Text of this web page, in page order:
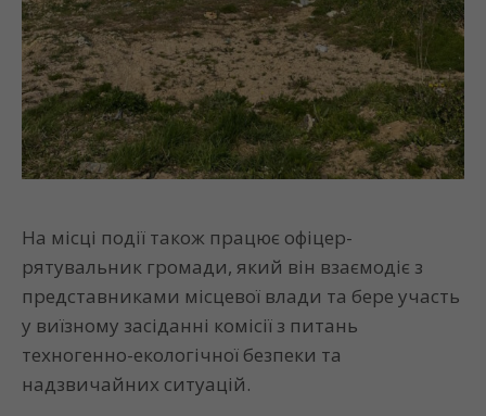
На місці події також працює офіцер-
рятувальник громади, який він взаємодіє з
представниками місцевої влади та бере участь
у виїзному засіданні комісії з питань
техногенно-екологічної безпеки та
надзвичайних ситуацій.